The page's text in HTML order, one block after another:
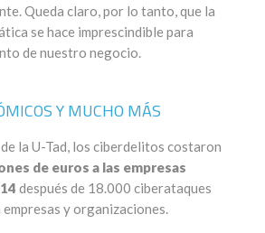
Queda claro, por lo tanto, que la
se hace imprescindible para
de nuestro negocio.
Y MUCHO MÁS
la U-Tad, los ciberdelitos costaron
de euros a las empresas
después de 18.000 ciberataques
y organizaciones.